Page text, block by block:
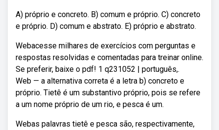
A) próprio e concreto. B) comum e próprio. C) concreto
e próprio. D) comum e abstrato. E) próprio e abstrato.
Webacesse milhares de exercícios com perguntas e
respostas resolvidas e comentadas para treinar online.
Se preferir, baixe o pdf! 1 q231052 | português,.
Web — a alternativa correta é a letra b) concreto e
próprio. Tietê é um substantivo próprio, pois se refere
a um nome próprio de um rio, e pesca é um.
Webas palavras tietê e pesca são, respectivamente,